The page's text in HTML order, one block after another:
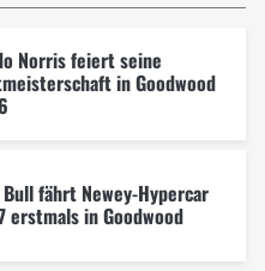
Norris feiert seine
in Goodwood
Bull fährt Newey-Hypercar
erstmals in Goodwood